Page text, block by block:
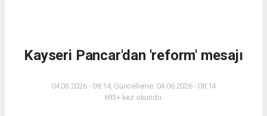
Kayseri Pancar'dan 'reform' mesajı
04.06.2026 - 08:14, Güncelleme: 04.06.2026 - 08:14
693+ kez okundu.